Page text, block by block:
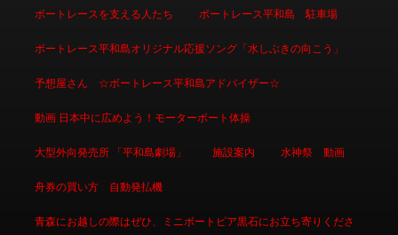
ボートレースを支える人たち ボートレース平和島 駐車場
ボートレース平和島オリジナル応援ソング「水しぶきの向こう」
予想屋さん ☆ボートレース平和島アドバイザー☆
動画 日本中に広めよう！モーターボート体操
大型外向発売所 「平和島劇場」 施設案内 水神祭 動画
舟券の買い方 自動発払機
青森にお越しの際はぜひ、ミニボートピア黒石にお立ち寄りくださ